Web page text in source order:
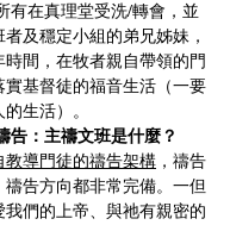
有在真理堂受洗/轉會，並
及穩定小組的弟兄姊妹，
間，在牧者親自帶領的門
實基督徒的福音生活（一要
生活）。
告：主禱文班是什麼？
教導門徒的禱告架構 ，禱告
禱告方向都非常完備。一但
們的上帝、與祂有親密的